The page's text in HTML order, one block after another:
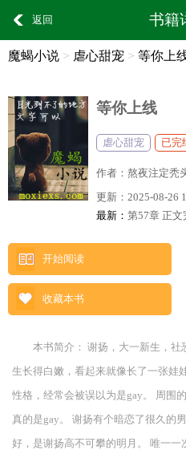
返回 书籍
魔蝎小说 > 虐心甜宠 > 等你上
等你上线
虐心甜宠 已完
作者： 熬夜注定秃
更新： 2025-08-26
最新： 第57章 正文
开始阅读
收藏本书
本书简介： 谢扬，大一新生，
生长得白嫩，看起来就像长了一张娃
性格，经常会被误以为是gay。 周围
真的是gay。 谢扬有个暗恋了很久的
好，是谢扬高不可攀的明月。 唯一